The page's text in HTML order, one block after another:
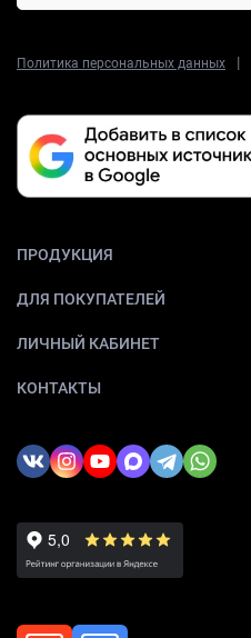
Политика персональных данных |
ПРОДУКЦИЯ
ДЛЯ ПОКУПАТЕЛЕЙ
ЛИЧНЫЙ КАБИНЕТ
КОНТАКТЫ